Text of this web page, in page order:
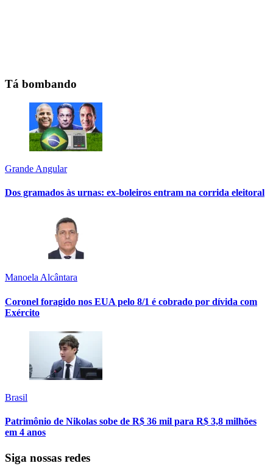
Tá bombando
Grande Angular
Dos gramados às urnas: ex-boleiros entram na corrida eleitoral
Manoela Alcântara
Coronel foragido nos EUA pelo 8/1 é cobrado por dívida com
Exército
Brasil
Patrimônio de Nikolas sobe de R$ 36 mil para R$ 3,8 milhões
em 4 anos
Siga nossas redes